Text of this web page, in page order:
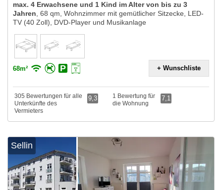
max. 4 Erwachsene und 1 Kind im Alter von bis zu 3
Jahren 68 qm, Wohnzimmer mit gemütlicher Sitzecke, LED-
TV (40 Zoll), DVD-Player und Musikanlage
68m² + Wunschliste
305 Bewertungen für alle
Unterkünfte des
Vermieters
9,3
1 Bewertung für
die Wohnung
7,1
Sellin